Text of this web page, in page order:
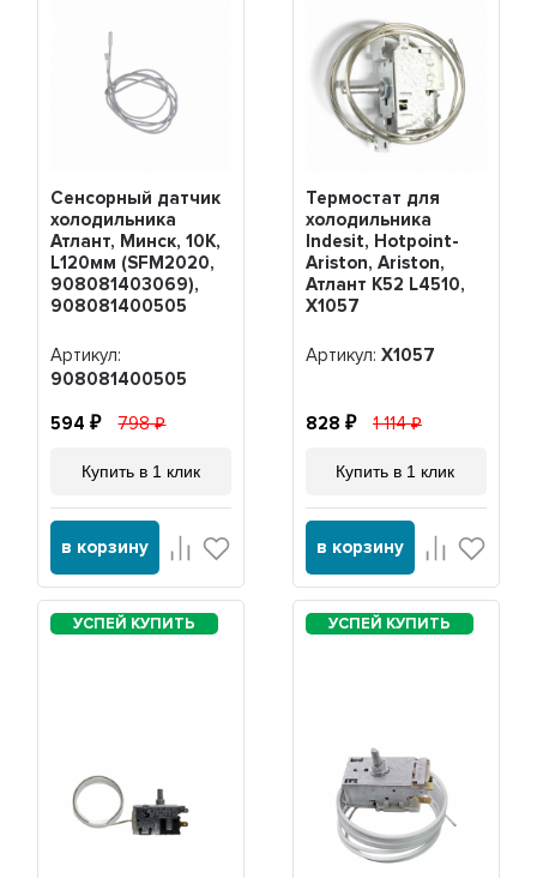
Сенсорный датчик
холодильника
Атлант, Минск, 10К,
L120мм (SFM2020,
908081403069),
908081400505
Артикул:
908081400505
594 798
Купить в 1 клик
в корзину
Термостат для
холодильника
Indesit, Hotpoint-
Ariston, Ariston,
Атлант K52 L4510,
Х1057
Артикул: Х1057
828 1 114
Купить в 1 клик
в корзину